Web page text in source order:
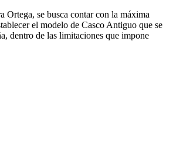
Ortega, se busca contar con la máxima
el modelo de Casco Antiguo que se
dentro de las limitaciones que impone